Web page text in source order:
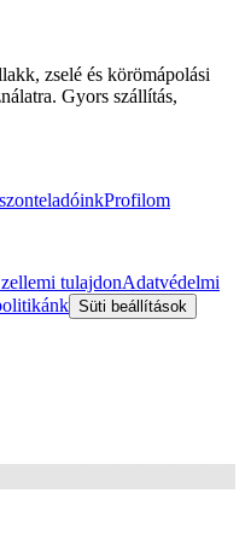
zselé és körömápolási
Gyors szállítás,
Profilom
tulajdonAdatvédelmi
Süti beállítások